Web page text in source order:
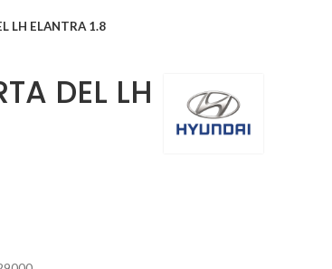
LH ELANTRA 1.8
DEL LH